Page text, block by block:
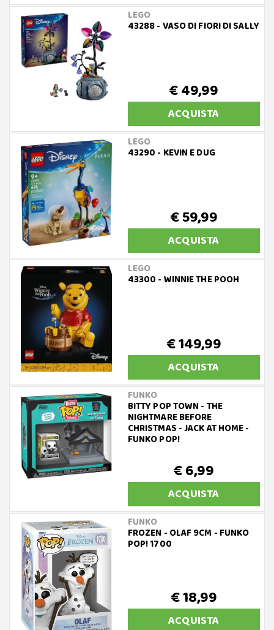
LEGO
43288 - VASO DI FIORI DI SALLY
€ 49,99
ACQUISTA
LEGO
43290 - KEVIN E DUG
€ 59,99
ACQUISTA
LEGO
43300 - WINNIE THE POOH
€ 149,99
ACQUISTA
FUNKO
BITTY POP TOWN - THE
NIGHTMARE BEFORE
CHRISTMAS - JACK AT HOME -
FUNKO POP!
€ 6,99
ACQUISTA
FUNKO
FROZEN - OLAF 9CM - FUNKO
POP! 1700
€ 18,99
ACQUISTA